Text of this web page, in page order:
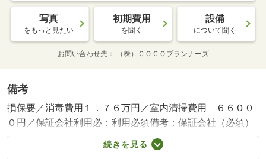
写真
をもっと見たい
初期費用
を聞く
設備
について聞く
お問い合わせ先 （株）ＣＯＣＯプランナーズ
備考
損保要／消毒費用１．７６万円／室内清掃費用 ６６００
０円／保証会社利用必：利用必須備考：保証会社（必須）
ＪＰＭＣファイナンス 初回保証料：家賃総額の６
０％ 年間保証料：１０ ０００円／仲介手数料１．１０
続きを見る